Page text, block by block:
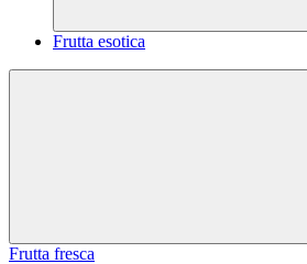
Frutta esotica
Frutta fresca